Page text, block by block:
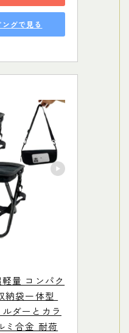
グで見る
量 コンパク
納袋一体型
ダーとカラ
ミ合金 耐荷